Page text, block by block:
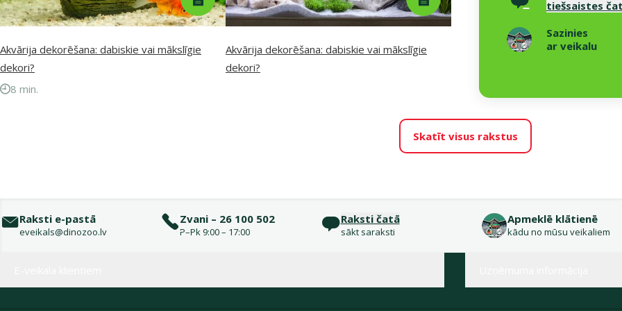
tiešsaistes
Sazinies
ar veikalu
Akvārija dekorēšana: dabiskie vai mākslīgie
dekori?
8 min.
Akvārija dekorēšana: dabiskie vai mākslīgie
dekori?
Skatīt visus rakstus
Raksti e-pastā
eveikals@dinozoo.lv
Zvani – 26 100 502
P–Pk 9:00 – 17:00
Raksti čatā
sākt saraksti
Apmeklē klātienē
kādu no mūsu veikaliem